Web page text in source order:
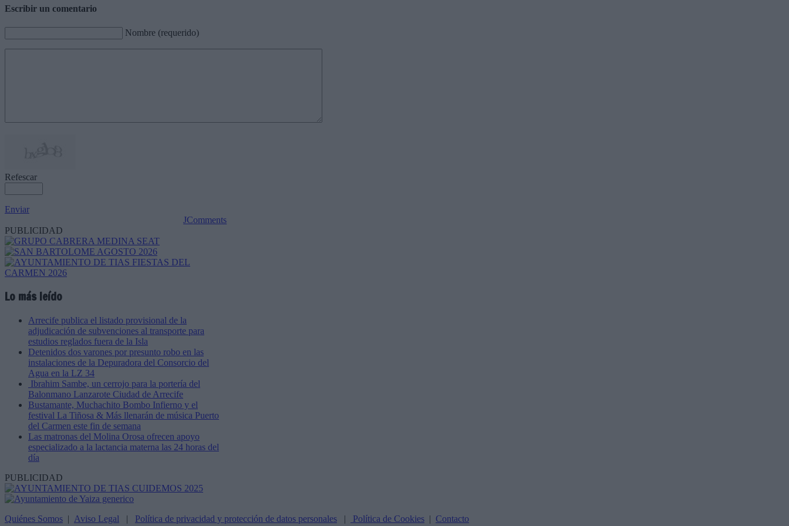
Escribir un comentario
Nombre (requerido)
Refescar
Enviar
JComments
PUBLICIDAD
Lo más leído
Arrecife publica el listado provisional de la
adjudicación de subvenciones al transporte para
estudios reglados fuera de la Isla
Detenidos dos varones por presunto robo en las
instalaciones de la Depuradora del Consorcio del
Agua en la LZ 34
Ibrahim Sambe, un cerrojo para la portería del
Balonmano Lanzarote Ciudad de Arrecife
Bustamante, Muchachito Bombo Infierno y el
festival La Tiñosa & Más llenarán de música Puerto
del Carmen este fin de semana
Las matronas del Molina Orosa ofrecen apoyo
especializado a la lactancia materna las 24 horas del
día
PUBLICIDAD
Quiénes Somos | Aviso Legal | Política de privacidad y protección de datos personales | Política de Cookies | Contacto